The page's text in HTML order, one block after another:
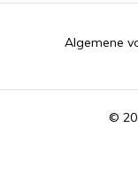
©
Algemene